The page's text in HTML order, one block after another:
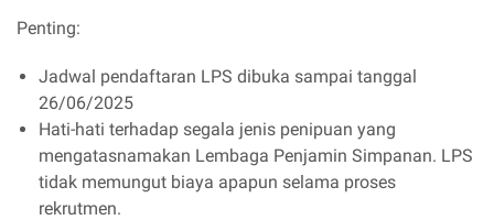
Penting:
Jadwal pendaftaran LPS dibuka sampai tanggal
26/06/2025
Hati-hati terhadap segala jenis penipuan yang
mengatasnamakan Lembaga Penjamin Simpanan. LPS
tidak memungut biaya apapun selama proses
rekrutmen.